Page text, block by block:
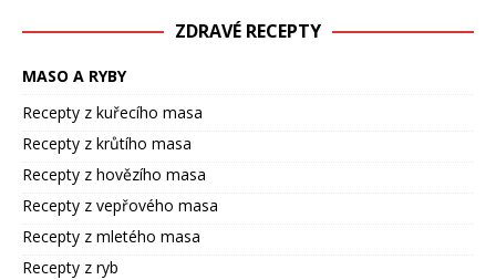
ZDRAVÉ RECEPTY
MASO A RYBY
Recepty z kuřecího masa
Recepty z krůtího masa
Recepty z hovězího masa
Recepty z vepřového masa
Recepty z mletého masa
Recepty z ryb